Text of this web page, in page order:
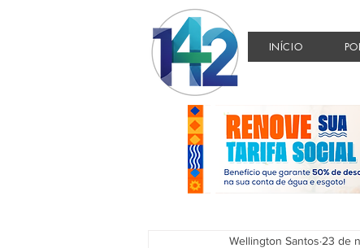
INÍCIO
Wellington Santos 23 de